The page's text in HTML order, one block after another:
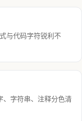
与代码字符锐利不
、字符串、注释分色清